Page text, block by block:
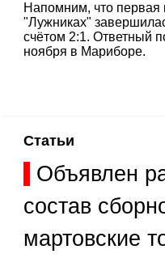
Напомним, что первая
"Лужниках"
счётом 2:1. Ответный
ноября в Мариборе.
Статьи
Объявлен
состав
мартовские